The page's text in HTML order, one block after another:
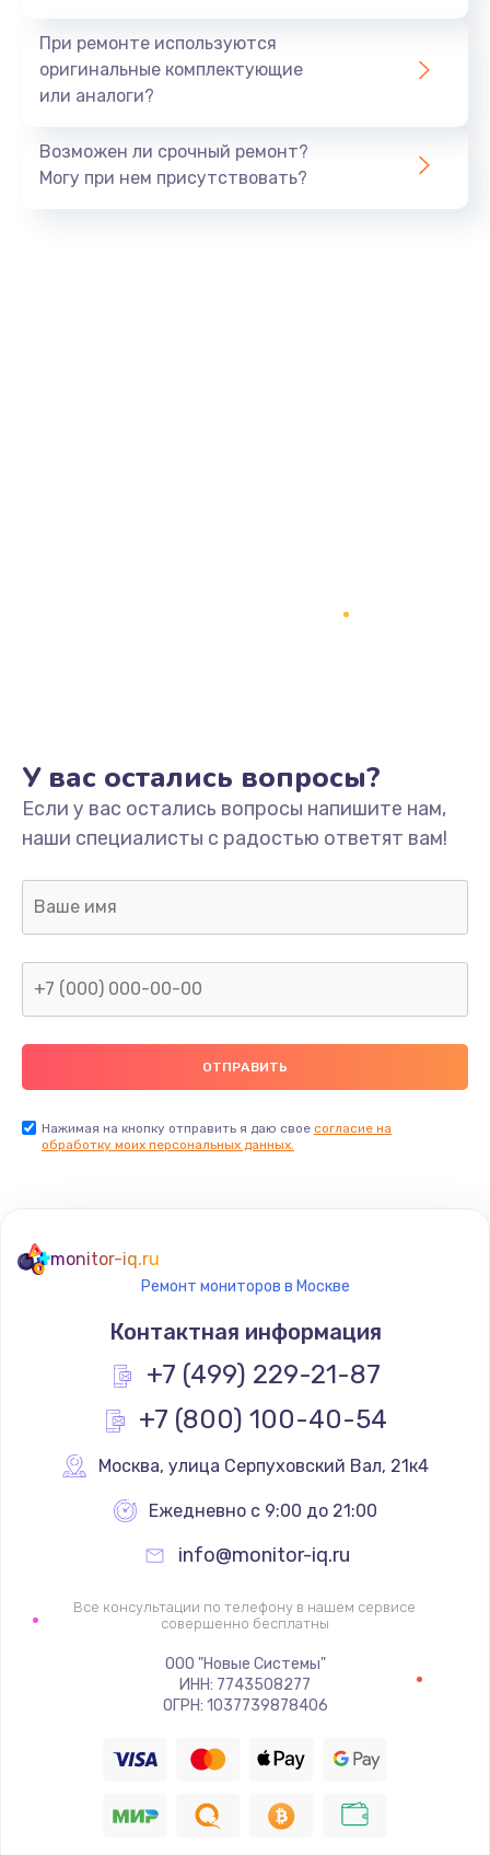
Заказать
1060 руб.
995 руб.
Заказать
Замена шлейфа матрицы
2600 руб.
Замена видеочипа
Ремонт разъема питания
745 руб.
Заказать
Замена видеокарты
1600 руб.
Заказать
Ремонт цепей питания
2500 руб.
750 руб.
Заказать
Установка драйверов
725 руб.
При ремонте используются
оригинальные комплектующие
или аналоги?
Возможен ли срочный ремонт?
Могу при нем присутствовать?
У вас остались вопросы?
Если у вас остались вопросы напишите нам,
наши специалисты с радостью ответят вам!
Нажимая на кнопку отправить я даю свое согласие на
обработку моих персональных данных.
monitor-iq.ru
Ремонт мониторов в Москве
Контактная информация
+7 (499) 229-21-87
+7 (800) 100-40-54
Москва, улица Серпуховский Вал, 21к4
Ежедневно с 9:00 до 21:00
info@monitor-iq.ru
Все консультации по телефону в нашем сервисе
совершенно бесплатны
ООО "Новые Системы"
ИНН: 7743508277
ОГРН: 1037739878406